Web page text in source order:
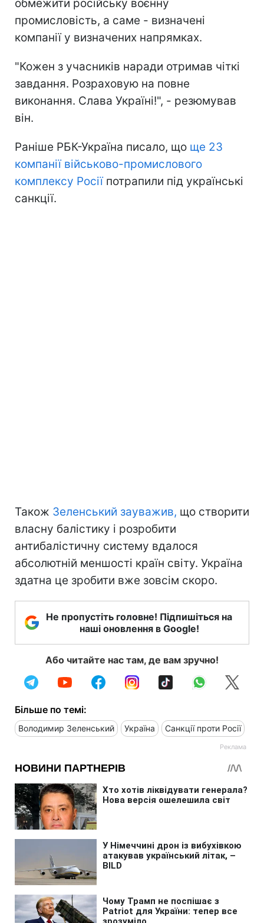
обмежити російську воєнну
промисловість, а саме - визначені
компанії у визначених напрямках.
"Кожен з учасників наради отримав чіткі
завдання. Розраховую на повне
виконання. Слава Україні!", - резюмував
він.
Раніше РБК-Україна писало, що ще 23
компанії військово-промислового
комплексу Росіїпотрапили під українські
санкції.
Також Зеленський зауважив, що створити
власну балістику і розробити
антибалістичну систему вдалося
абсолютній меншості країн світу. Україна
здатна це зробити вже зовсім скоро.
Не пропустіть головне! Підпишіться на
наші оновлення в Google!
Або читайте нас там, де вам зручно!
Більше по темі:
Володимир Зеленський Україна Санкції проти Росії